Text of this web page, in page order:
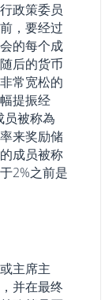
政策委员
，要经过
的每个成
后的货币
常宽松的
提振经
被称為
来奖励储
成员被称
2%之前是
主席主
并在最终